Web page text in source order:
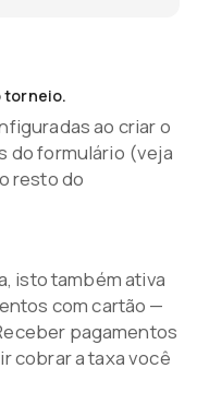
torneio.
ao criar o
do formulário (veja
resto do
isto também ativa
com cartão —
pagamentos
cobrar a taxa você